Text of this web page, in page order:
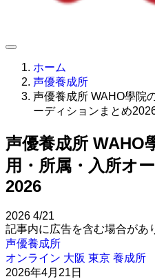
ホーム
声優養成所
声優養成所 WAHO學院
ーディションまとめ
声優養成所 WAHO
用・所属・入所オ
2026
2026 4/21
記事内に広告を含む場合があ
声優養成所
オンライン 大阪 東京 養成所
2026年4月21日